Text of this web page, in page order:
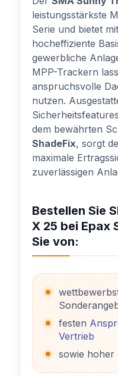
leistungsstärkste
Serie und bietet
hocheffiziente
gewerbliche
MPP-Trackern
anspruchsvolle
nutzen.
dem bewährten
ShadeFix, sorgt
maximale
zuverlässigen
Bestellen Sie
X 25 bei Epax
Sie von:
festen
Vertrieb
sowie hoher